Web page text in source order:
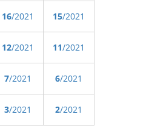
16/2021 15/2021
12/2021 11/2021
7/2021 6/2021
3/2021 2/2021